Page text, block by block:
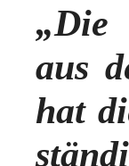
„Die
aus
hat